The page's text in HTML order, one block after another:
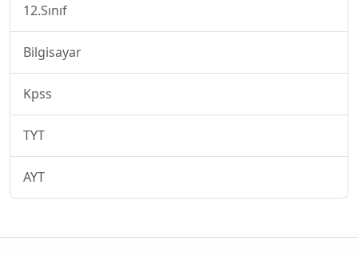
12.Sınıf
Bilgisayar
Kpss
TYT
AYT